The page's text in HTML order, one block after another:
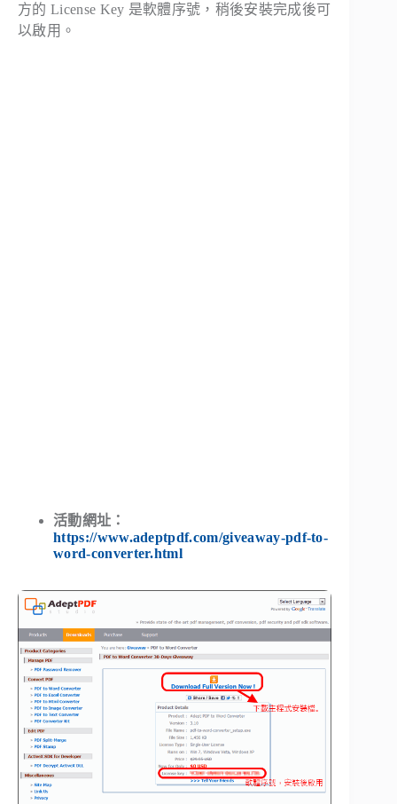
方的 License Key 是軟體序號，稍後安裝完成後可
以啟用。
活動網址：
https://www.adeptpdf.com/giveaway-pdf-to-
word-converter.html